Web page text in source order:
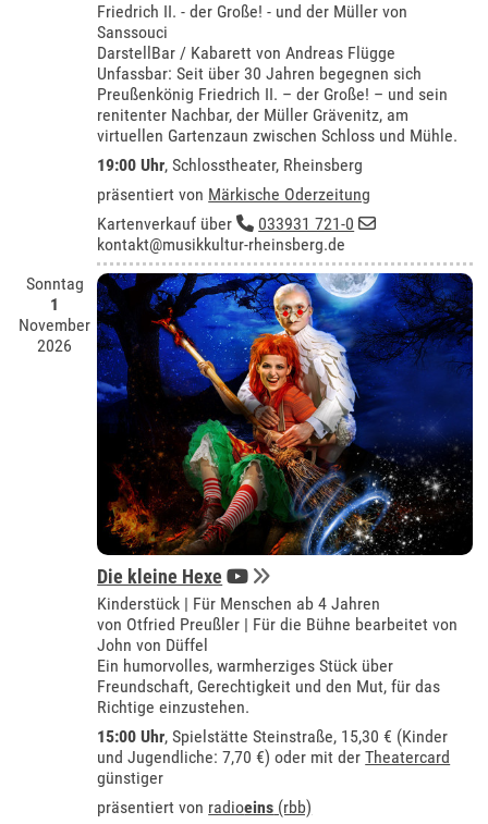
Friedrich II. - der Große! - und der Müller von
Sanssouci
DarstellBar / Kabarett von Andreas Flügge
Unfassbar: Seit über 30 Jahren begegnen sich
Preußenkönig Friedrich II. – der Große! – und sein
renitenter Nachbar, der Müller Grävenitz, am
virtuellen Gartenzaun zwischen Schloss und Mühle.
19:00 Uhr,Schlosstheater, Rheinsberg
präsentiert von Märkische Oderzeitung
Kartenverkauf über
033931 721-0
kontakt@musikkultur-rheinsberg.de
Sonntag
1
November
2026
Die kleine Hexe
Kinderstück | Für Menschen ab 4 Jahren
von Otfried Preußler | Für die Bühne bearbeitet von
John von Düffel
Ein humorvolles, warmherziges Stück über
Freundschaft, Gerechtigkeit und den Mut, für das
Richtige einzustehen.
15:00 Uhr, Spielstätte Steinstraße, 15,30 € (Kinder
und Jugendliche: 7,70 €) oder mit derTheatercard
günstiger
präsentiert von radioeins (rbb)